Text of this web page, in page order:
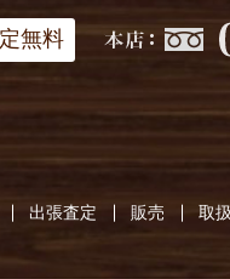
出張査定 販売 取
無料